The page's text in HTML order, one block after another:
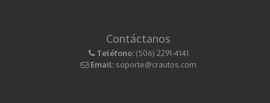
Contáctanos
Teléfono: (506) 2291-4141
Email: soporte@crautos.com